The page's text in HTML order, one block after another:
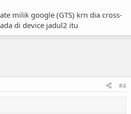
milik google (GTS) krn dia cross-
di device jadul2 itu
#4